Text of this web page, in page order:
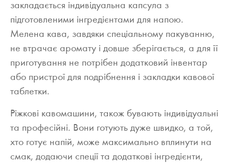
закладається індивідуальна капсула з
підготовленими інгредієнтами для напою.
Мелена кава, завдяки спеціальному пакуванню,
не втрачає аромату і довше зберігається, а для її
приготування не потрібен додатковий інвентар
або пристрої для подрібнення і закладки кавової
таблетки.
Ріжкові кавомашини, також бувають індивідуальні
та професійні. Вони готують дуже швидко, а той,
хто готує напій, може максимально вплинути на
смак, додаючи спеції та додаткові інгредієнти,